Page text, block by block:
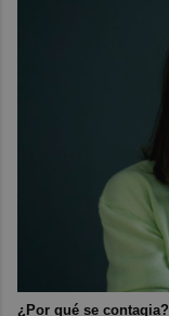
¿Por qué se contagia?